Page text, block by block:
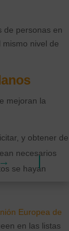
de personas en
nivel de
mejoran la
y obtener de
necesarios
se hayan
Europea de
en las listas
→